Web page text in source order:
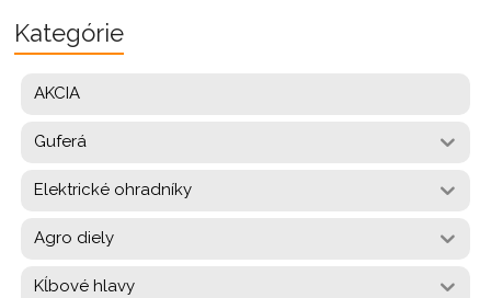
Kategórie
AKCIA
Guferá
Elektrické ohradníky
Agro diely
Kĺbové hlavy